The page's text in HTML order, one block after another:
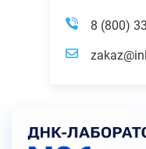
8 (800)